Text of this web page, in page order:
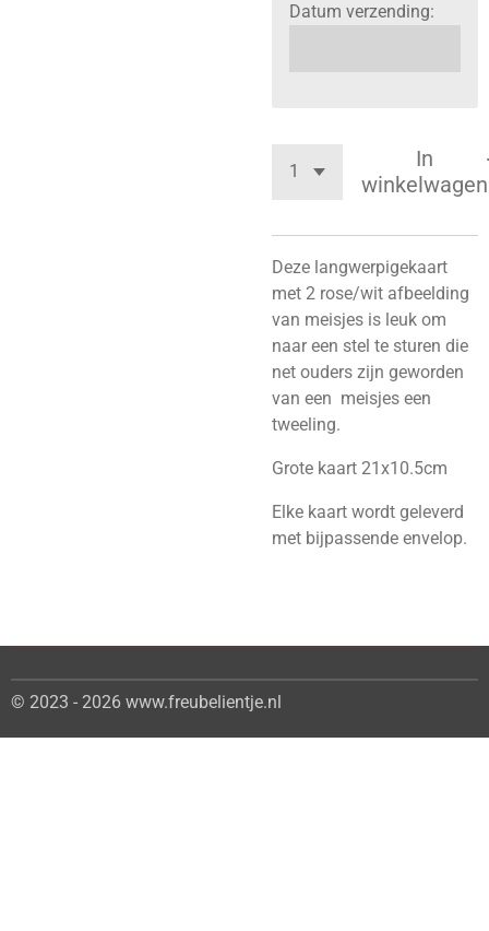
Datum verzending:
In
winkelwagen
Deze langwerpigekaart
met 2 rose/wit afbeelding
van meisjes is leuk om
naar een stel te sturen die
net ouders zijn geworden
van een meisjes een
tweeling.
Grote kaart 21x10.5cm
Elke kaart wordt geleverd
met bijpassende envelop.
© 2023 - 2026 www.freubelientje.nl